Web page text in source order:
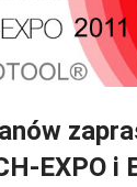
EXPO i